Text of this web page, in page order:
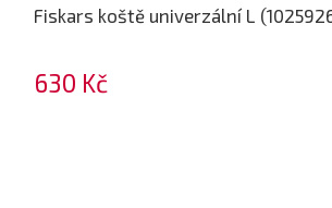
Fiskars koště univerzální L
630 Kč